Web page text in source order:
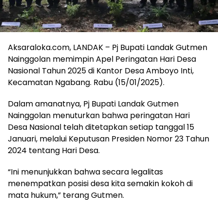
Aksaraloka.com, LANDAK – Pj Bupati Landak Gutmen
Nainggolan memimpin Apel Peringatan Hari Desa
Nasional Tahun 2025 di Kantor Desa Amboyo Inti,
Kecamatan Ngabang. Rabu (15/01/2025).
Dalam amanatnya, Pj Bupati Landak Gutmen
Nainggolan menuturkan bahwa peringatan Hari
Desa Nasional telah ditetapkan setiap tanggal 15
Januari, melalui Keputusan Presiden Nomor 23 Tahun
2024 tentang Hari Desa.
“Ini menunjukkan bahwa secara legalitas
menempatkan posisi desa kita semakin kokoh di
mata hukum,” terang Gutmen.